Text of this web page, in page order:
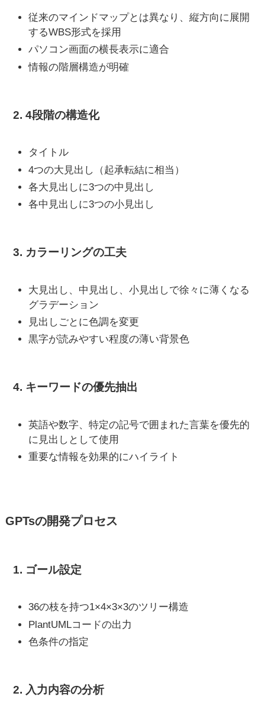
従来のマインドマップとは異なり、縦方向に展開
するWBS形式を採用
パソコン画面の横長表示に適合
情報の階層構造が明確
2. 4段階の構造化
タイトル
4つの大見出し（起承転結に相当）
各大見出しに3つの中見出し
各中見出しに3つの小見出し
3. カラーリングの工夫
大見出し、中見出し、小見出しで徐々に薄くなる
グラデーション
見出しごとに色調を変更
黒字が読みやすい程度の薄い背景色
4. キーワードの優先抽出
英語や数字、特定の記号で囲まれた言葉を優先的
に見出しとして使用
重要な情報を効果的にハイライト
GPTsの開発プロセス
1. ゴール設定
36の枝を持つ1×4×3×3のツリー構造
PlantUMLコードの出力
色条件の指定
2. 入力内容の分析